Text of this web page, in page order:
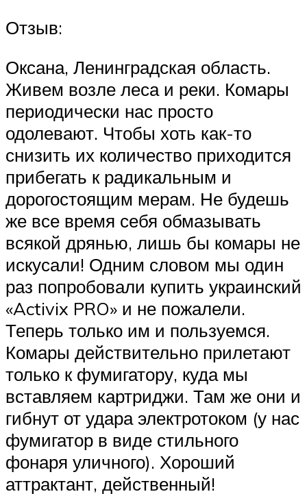
Отзыв:
Оксана, Ленинградская область.
Живем возле леса и реки. Комары
периодически нас просто
одолевают. Чтобы хоть как-то
снизить их количество приходится
прибегать к радикальным и
дорогостоящим мерам. Не будешь
же все время себя обмазывать
всякой дрянью, лишь бы комары не
искусали! Одним словом мы один
раз попробовали купить украинский
«Activix PRO» и не пожалели.
Теперь только им и пользуемся.
Комары действительно прилетают
только к фумигатору, куда мы
вставляем картриджи. Там же они и
гибнут от удара электротоком (у нас
фумигатор в виде стильного
фонаря уличного). Хороший
аттрактант, действенный!